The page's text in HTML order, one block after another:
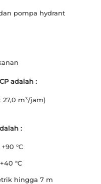
pompa hydrant
adalah :
m³/jam)
:
°C
°C
hingga 7 m